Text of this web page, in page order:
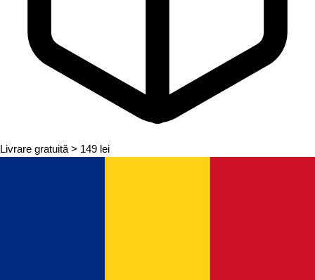
Livrare gratuită > 149 lei